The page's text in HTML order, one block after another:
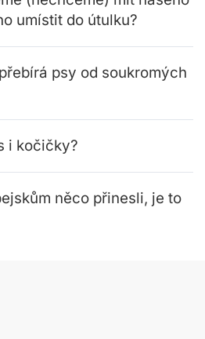
umístit do útulku?
psy od soukromých
i kočičky?
něco přinesli, je to